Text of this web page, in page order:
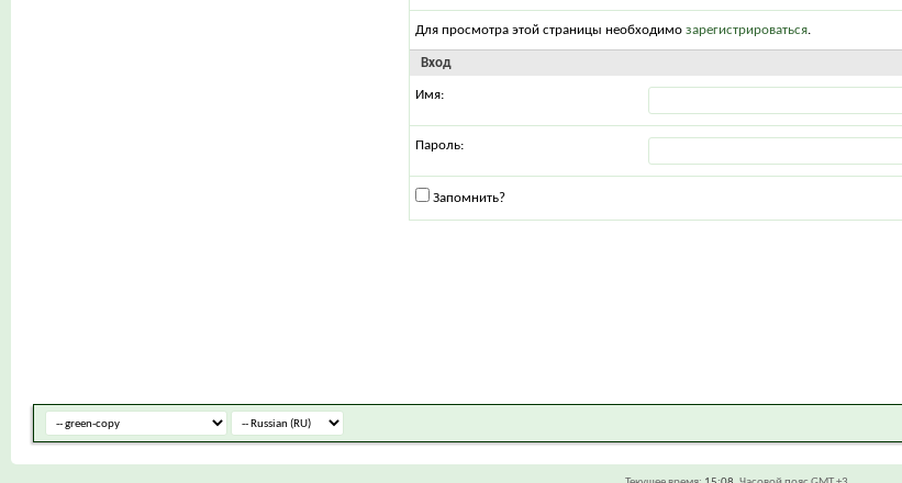
Для просмотра этой страницы необходимо зарегистрироваться.
Вход
Имя:
Пароль:
Запомнить?